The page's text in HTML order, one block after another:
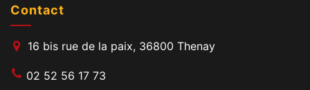
Contact
16 bis rue de la paix, 36800 Thenay
02 52 56 17 73